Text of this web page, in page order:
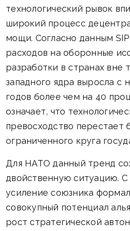
технологический рывок
широкий процесс
мощи. Согласно данным
расходов на оборонные
разработки в странах вне
западного ядра выросла с
годов более чем на 40
означает, что
превосходство перестает
ограниченного круга
Для НАТО данный тренд
двойственную ситуацию.
усиление союзника
совокупный потенциал
рост стратегической